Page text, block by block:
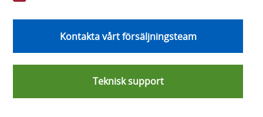
Kontakta vårt försäljningsteam
Teknisk support